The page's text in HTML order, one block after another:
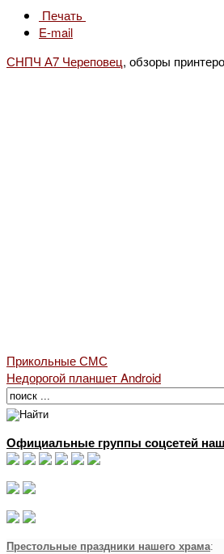
Печать
E-mail
СНПЧ А7 Череповец, обзоры
Прикольные СМС
Недорогой планшет Android
Официальные группы соцсетей
Престольные праздники нашего храма: